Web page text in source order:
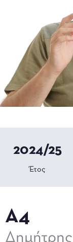
2024/25
Έτος
Α4